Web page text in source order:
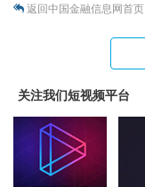
返回中国金融信息网首页
关注我们短视频平台